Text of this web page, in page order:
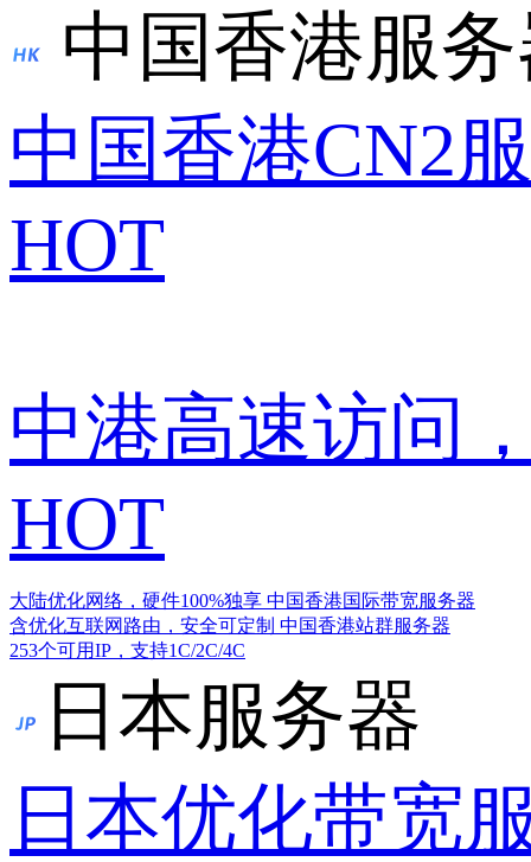
中国香港服
中国香港CN2
HOT
中港高速访问
HOT
大陆优化网络，硬件100%独享 中国香港国际带宽服务器
含优化互联网路由，安全可定制 中国香港站群服务器
253个可用IP，支持1C/2C/4C
日本服务器
日本优化带宽